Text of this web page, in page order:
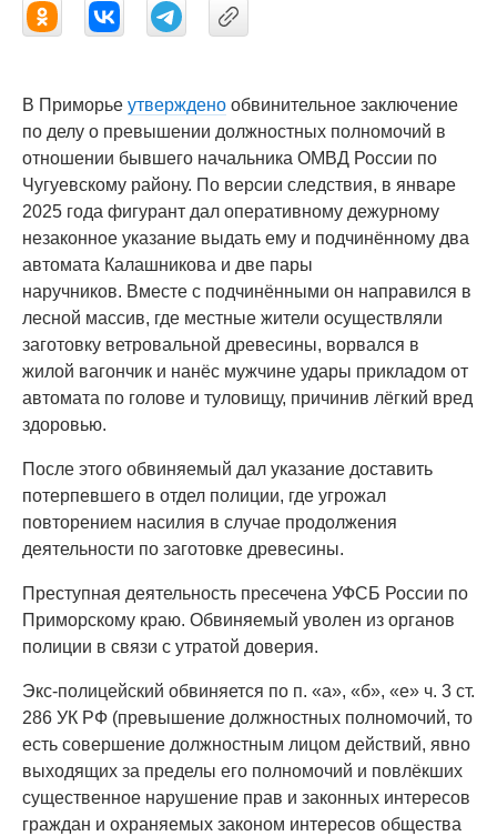
В Приморье утверждено обвинительное заключение
по делу о превышении должностных полномочий в
отношении бывшего начальника ОМВД России по
Чугуевскому району. По версии следствия, в январе
2025 года фигурант дал оперативному дежурному
незаконное указание выдать ему и подчинённому два
автомата Калашникова и две пары
наручников. Вместе с подчинёнными он направился в
лесной массив, где местные жители осуществляли
заготовку ветровальной древесины, ворвался в
жилой вагончик и нанёс мужчине удары прикладом от
автомата по голове и туловищу, причинив лёгкий вред
здоровью.
После этого обвиняемый дал указание доставить
потерпевшего в отдел полиции, где угрожал
повторением насилия в случае продолжения
деятельности по заготовке древесины.
Преступная деятельность пресечена УФСБ России по
Приморскому краю. Обвиняемый уволен из органов
полиции в связи с утратой доверия.
Экс-полицейский обвиняется по п. «а», «б», «е» ч. 3 ст.
286 УК РФ (превышение должностных полномочий, то
есть совершение должностным лицом действий, явно
выходящих за пределы его полномочий и повлёкших
существенное нарушение прав и законных интересов
граждан и охраняемых законом интересов общества